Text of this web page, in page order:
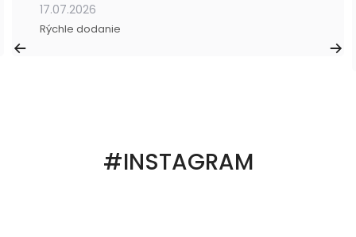
17.07.2026
Rýchle dodanie
#INSTAGRAM